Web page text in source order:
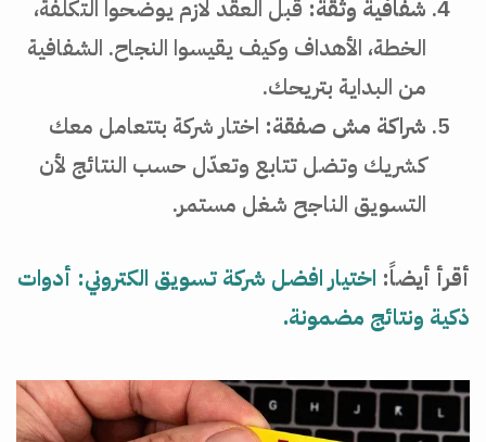
شفافية وثقة: قبل العقد لازم يوضحوا التكلفة،
الخطة، الأهداف وكيف يقيسوا النجاح. الشفافية
من البداية بتريحك.
شراكة مش صفقة: اختار شركة بتتعامل معك
كشريك وتضل تتابع وتعدّل حسب النتائج لأن
التسويق الناجح شغل مستمر.
أقرأ أيضاً: اختيار افضل شركة تسويق الكتروني: أدوات
ذكية ونتائج مضمونة.